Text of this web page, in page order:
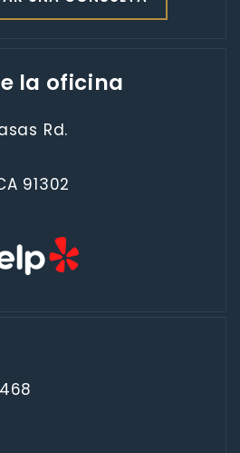
la oficina
Rd.
91302